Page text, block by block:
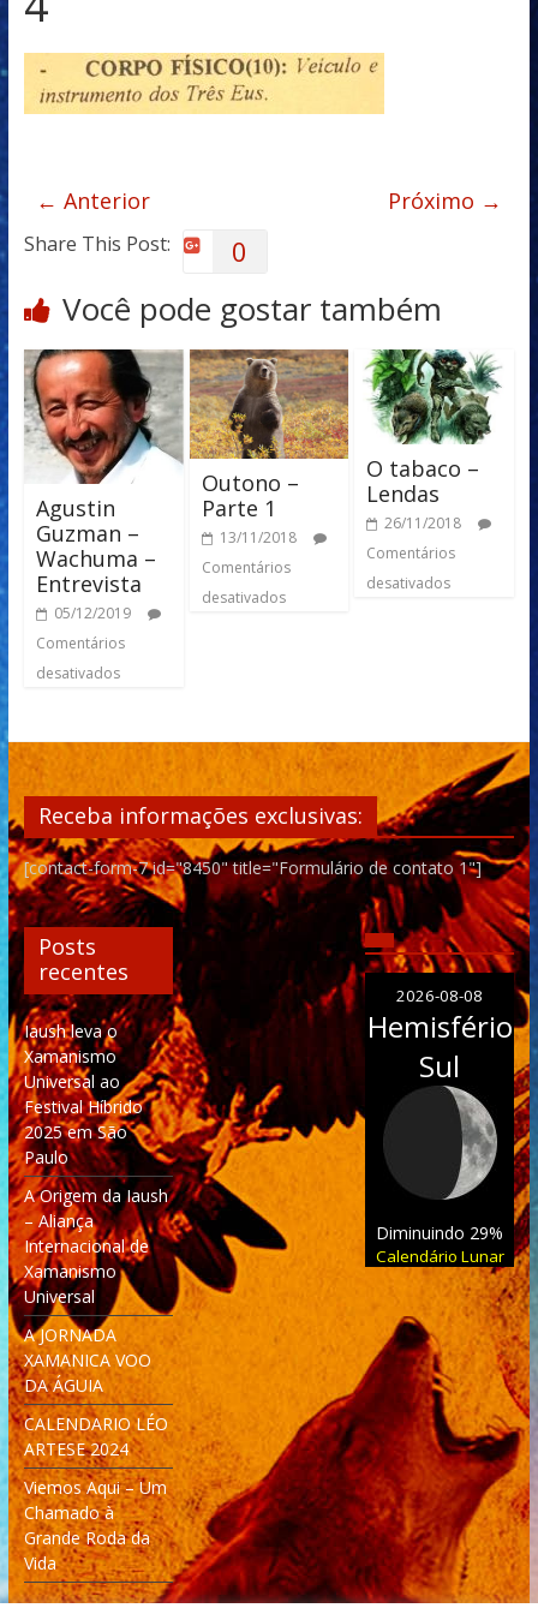
← Anterior Próximo →
Share This Post: 0
Você pode gostar também
Agustin
Guzman –
Wachuma –
Entrevista
05/12/2019
Comentários
desativados
Outono –
Parte 1
13/11/2018
Comentários
desativados
O tabaco –
Lendas
26/11/2018
Comentários
desativados
Receba informações exclusivas:
[contact-form-7 id="8450" title="Formulário de contato 1"]
Posts
recentes
Iaush leva o
Xamanismo
Universal ao
Festival Híbrido
2025 em São
Paulo
A Origem da Iaush
– Aliança
Internacional de
Xamanismo
Universal
A JORNADA
XAMANICA VOO
DA ÁGUIA
CALENDARIO LÉO
ARTESE 2024
Viemos Aqui – Um
Chamado à
Grande Roda da
Vida
2026-08-08
Hemisfério
Sul
Diminuindo 29%
Calendário Lunar